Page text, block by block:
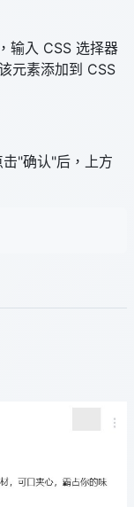
输入 CSS 选择器
元素添加到 CSS
击"确认"后，上方